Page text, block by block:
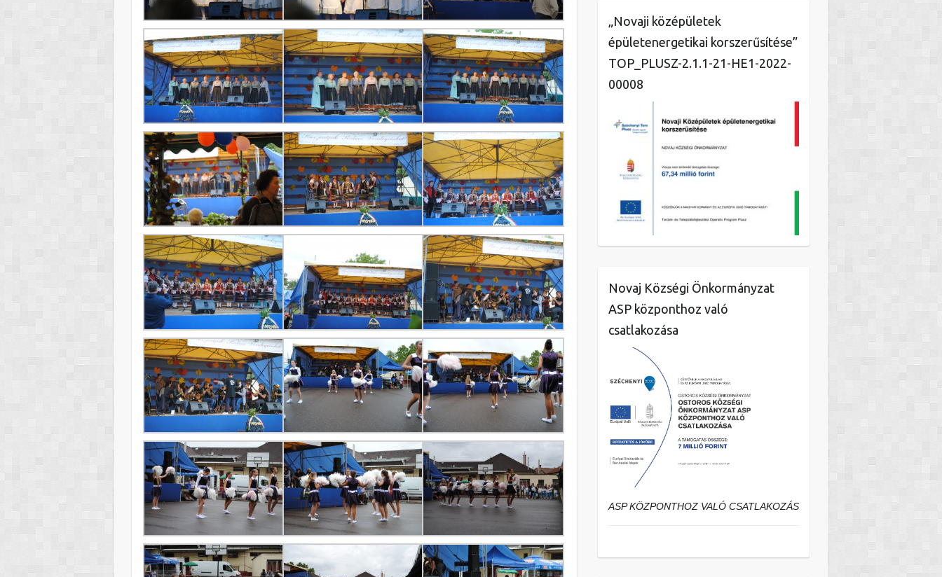
„Novaji középületek
épületenergetikai korszerűsítése”
TOP_PLUSZ-2.1.1-21-HE1-2022-
00008
Novaj Községi Önkormányzat
ASP központhoz való
csatlakozása
ASP KÖZPONTHOZ VALÓ CSATLAKOZÁS